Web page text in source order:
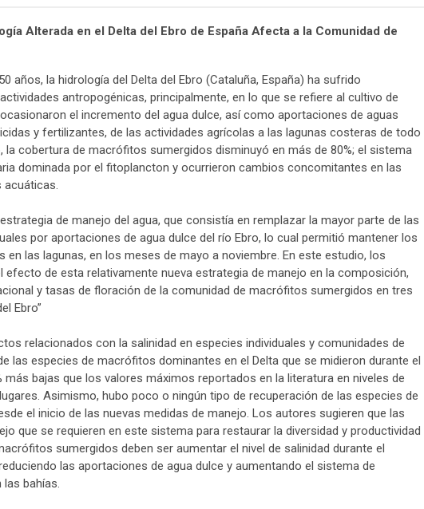
Alterada en el Delta del Ebro de España Afecta a la Comunidad de
años, la hidrología del Delta del Ebro (Cataluña, España) ha sufrido
antropogénicas, principalmente, en lo que se refiere al cultivo de
el incremento del agua dulce, así como aportaciones de aguas
y fertilizantes, de las actividades agrícolas a las lagunas costeras de todo
la cobertura de macrófitos sumergidos disminuyó en más de 80%; el sistema
dominada por el fitoplancton y ocurrieron cambios concomitantes en las
acuáticas.
de manejo del agua, que consistía en remplazar la mayor parte de las
por aportaciones de agua dulce del río Ebro, lo cual permitió mantener los
en las lagunas, en los meses de mayo a noviembre. En este estudio, los
efecto de esta relativamente nueva estrategia de manejo en la composición,
y tasas de floración de la comunidad de macrófitos sumergidos en tres
Ebro”
relacionados con la salinidad en especies individuales y comunidades de
las especies de macrófitos dominantes en el Delta que se midieron durante el
más bajas que los valores máximos reportados en la literatura en niveles de
Asimismo, hubo poco o ningún tipo de recuperación de las especies de
el inicio de las nuevas medidas de manejo. Los autores sugieren que las
que se requieren en este sistema para restaurar la diversidad y productividad
sumergidos deben ser aumentar el nivel de salinidad durante el
las aportaciones de agua dulce y aumentando el sistema de
bahías.